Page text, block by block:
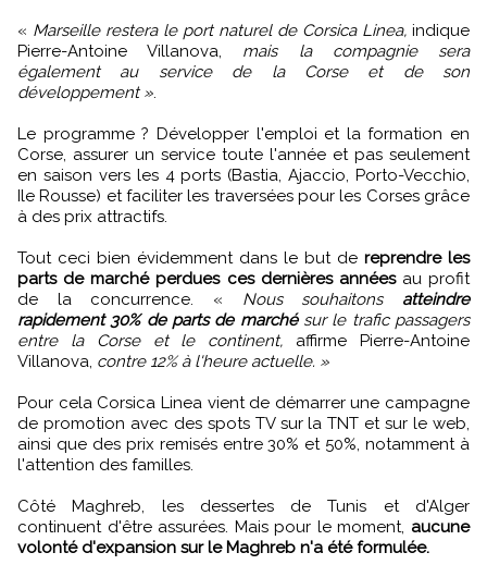
« Marseille restera le port naturel de Corsica Linea, indique
Pierre-Antoine Villanova, mais la compagnie sera
également au service de la Corse et de son
développement ».
Le programme ? Développer l'emploi et la formation en
Corse, assurer un service toute l'année et pas seulement
en saison vers les 4 ports (Bastia, Ajaccio, Porto-Vecchio,
Ile Rousse) et faciliter les traversées pour les Corses grâce
à des prix attractifs.
Tout ceci bien évidemment dans le but de reprendre les
parts de marché perdues ces dernières annéesau profit
de la concurrence. « Nous souhaitons atteindre
rapidement 30% de parts de marchésur le trafic passagers
entre la Corse et le continent, affirme Pierre-Antoine
Villanova, contre 12% à l'heure actuelle. »
Pour cela Corsica Linea vient de démarrer une campagne
de promotion avec des spots TV sur la TNT et sur le web,
ainsi que des prix remisés entre 30% et 50%, notamment à
l'attention des familles.
Côté Maghreb, les dessertes de Tunis et d'Alger
continuent d'être assurées. Mais pour le moment, aucune
volonté d'expansion sur le Maghreb n'a été formulée.